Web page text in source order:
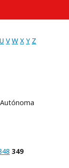
U V W X Y Z
349